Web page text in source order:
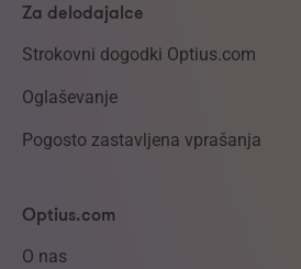
Za delodajalce
Strokovni dogodki Optius.com
Oglaševanje
Pogosto zastavljena vprašanja
Optius.com
O nas